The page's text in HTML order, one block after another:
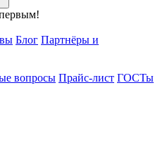
Блог Партнёры и
вопросы Прайс-лист ГОСТы